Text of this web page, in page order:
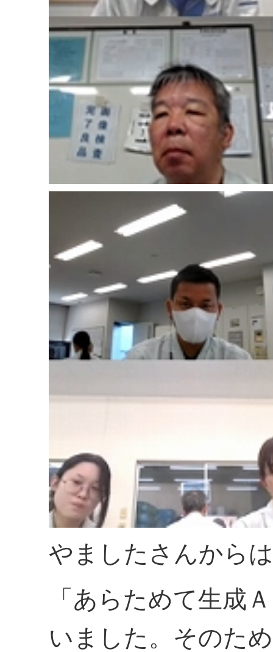
やましたさんから
「あらためて生成
いました。そのた